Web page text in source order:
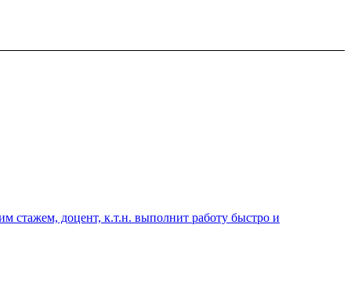
стажем, доцент, к.т.н. выполнит работу быстро и